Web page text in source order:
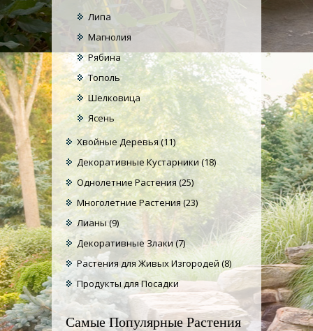
Липа
Магнолия
Рябина
Тополь
Шелковица
Ясень
Хвойные Деревья (11)
Декоративные Кустарники (18)
Однолетние Растения (25)
Многолетние Растения (23)
Лианы (9)
Декоративные Злаки (7)
Растения для Живых Изгородей (8)
Продукты для Посадки
Самые Популярные Растения